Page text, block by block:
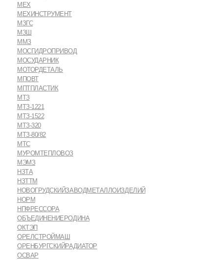
МЕХ
МЕХИНСТРУМЕНТ
МЗГС
МЗШ
ММЗ
МОСГИДРОПРИВОД
МОСУДАРНИК
МОТОРДЕТАЛЬ
МПОВТ
МПТПЛАСТИК
МТЗ
МТЗ-1221
МТЗ-1522
МТЗ-320
МТЗ-80/82
МТС
МУРОМТЕПЛОВОЗ
МЭМЗ
НЗТА
НЗТТМ
НОВОГРУДСКИЙЗАВОДМЕТАЛЛОИЗДЕЛИЙ
НОРМ
НПФРЕССОРА
ОБЪЕДИНЕНИЕРОДИНА
ОКТЭП
ОРЕЛСТРОЙМАШ
ОРЕНБУРГСКИЙРАДИАТОР
ОСВАР